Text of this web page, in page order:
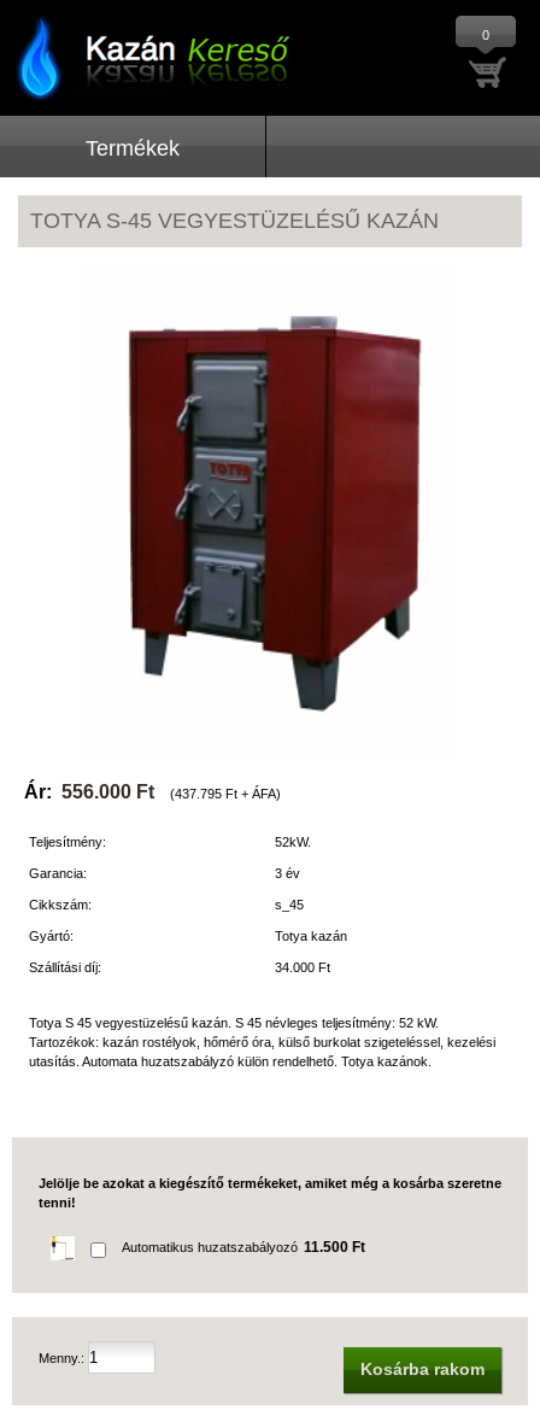
0
Termékek
TOTYA S-45 VEGYESTÜZELÉSŰ KAZÁN
Ár: 556.000 Ft (437.795 Ft + ÁFA)
Teljesítmény: 52kW.
Garancia: 3 év
Cikkszám: s_45
Gyártó: Totya kazán
Szállítási díj: 34.000 Ft
Totya S 45 vegyestüzelésű kazán. S 45 névleges teljesítmény: 52 kW.
Tartozékok: kazán rostélyok, hőmérő óra, külső burkolat szigeteléssel, kezelési
utasítás. Automata huzatszabályzó külön rendelhető. Totya kazánok.
Jelölje be azokat a kiegészítő termékeket, amiket még a kosárba szeretne
tenni!
Automatikus huzatszabályozó 11.500 Ft
Menny.:
Kosárba rakom